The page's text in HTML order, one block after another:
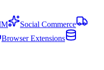
Social Commerce
Browser Extensions